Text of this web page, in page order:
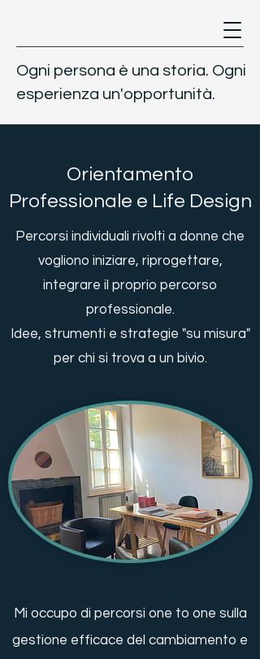
Ogni persona è una storia. Ogni
esperienza un'opportunità.
Orientamento
Professionale e Life Design
Percorsi individuali rivolti a donne che
vogliono iniziare, riprogettare,
integrare il proprio percorso
professionale.
Idee, strumenti e strategie "su misura"
per chi si trova a un bivio.
Mi occupo di percorsi one to one sulla
gestione efficace del cambiamento e